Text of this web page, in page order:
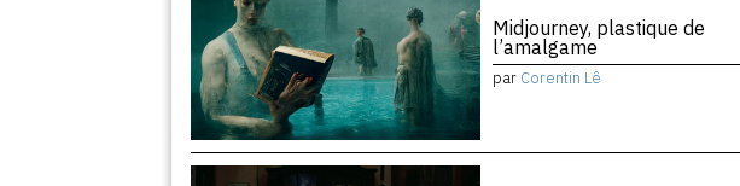
Midjourney, plastique de
l’amalgame
par Corentin Lê